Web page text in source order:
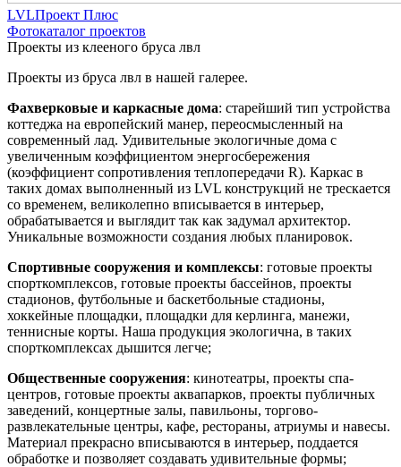
LVLПроект Плюс
Фотокаталог проектов
Проекты из клееного бруса лвл
Проекты из бруса лвл в нашей галерее.
Фахверковые и каркасные дома: старейший тип устройства
коттеджа на европейский манер, переосмысленный на
современный лад. Удивительные экологичные дома с
увеличенным коэффициентом энергосбережения
(коэффициент сопротивления теплопередачи R). Каркас в
таких домах выполненный из LVL конструкций не трескается
со временем, великолепно вписывается в интерьер,
обрабатывается и выглядит так как задумал архитектор.
Уникальные возможности создания любых планировок.
Спортивные сооружения и комплексы: готовые проекты
спорткомплексов, готовые проекты бассейнов, проекты
стадионов, футбольные и баскетбольные стадионы,
хоккейные площадки, площадки для керлинга, манежи,
теннисные корты. Наша продукция экологична, в таких
спорткомплексах дышится легче;
Общественные сооружения: кинотеатры, проекты спа-
центров, готовые проекты аквапарков, проекты публичных
заведений, концертные залы, павильоны, торгово-
развлекательные центры, кафе, рестораны, атриумы и навесы.
Материал прекрасно вписываются в интерьер, поддается
обработке и позволяет создавать удивительные формы;